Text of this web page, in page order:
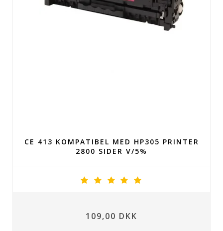
CE 413 KOMPATIBEL MED HP305 PRINTER
2800 SIDER V/5%
109,00 DKK